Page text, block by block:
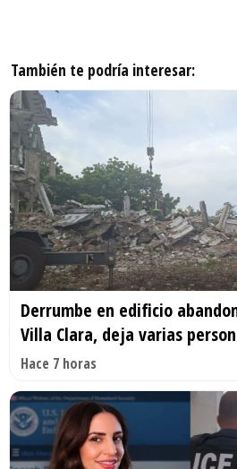
También te podría interesar:
Derrumbe en edificio
Villa Clara, deja varias
Hace 7 horas